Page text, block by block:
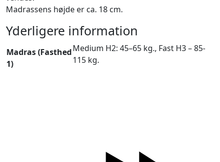
Madrassens højde er ca. 18 cm.
Yderligere information
Madras (Fasthed
1)
Medium H2: 45–65 kg., Fast H3 – 85-
115 kg.